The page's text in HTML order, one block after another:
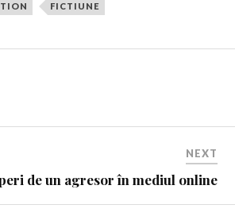
FICTIUNE
NEXT
de un agresor în mediul online